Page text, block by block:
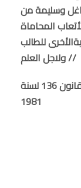
وسلیمة من
المحاماة
للطالب
ولاجل العلم //
السندالقانونى:المادة 18 فقره( ج )من القانون 136 لسنة
1981